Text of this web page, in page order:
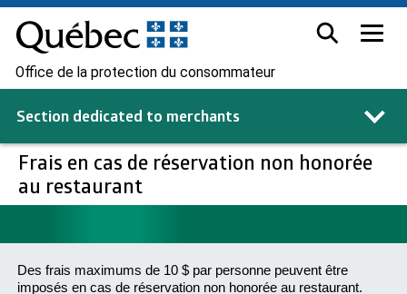
Office de la protection du consommateur
Section dedicated to merchants
Frais en cas de réservation non honorée
au restaurant
Des frais maximums de 10 $ par personne peuvent être
imposés en cas de réservation non honorée au restaurant.